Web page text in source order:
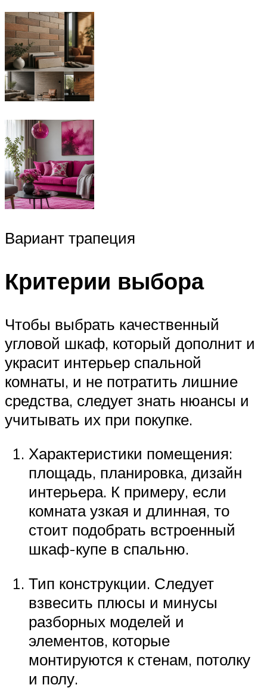
Вариант трапеция
Критерии выбора
Чтобы выбрать качественный
угловой шкаф, который дополнит и
украсит интерьер спальной
комнаты, и не потратить лишние
средства, следует знать нюансы и
учитывать их при покупке.
Характеристики помещения:
площадь, планировка, дизайн
интерьера. К примеру, если
комната узкая и длинная, то
стоит подобрать встроенный
шкаф-купе в спальню.
Тип конструкции. Следует
взвесить плюсы и минусы
разборных моделей и
элементов, которые
монтируются к стенам, потолку
и полу.